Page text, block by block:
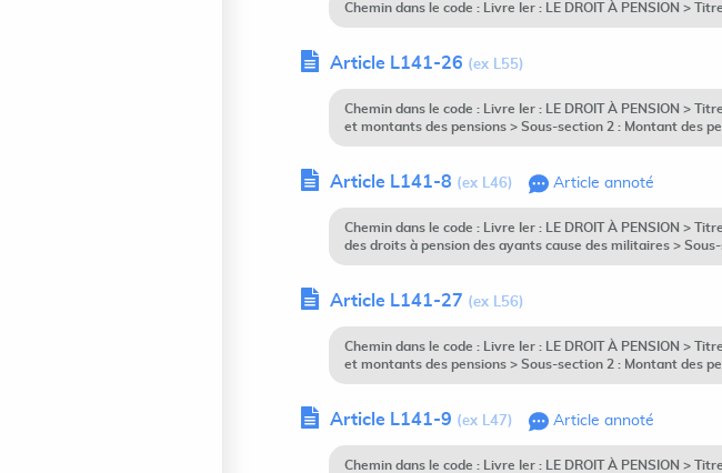
Chemin dans le code : Livre Ier : LE DROIT À PENSION >
Article L141-26 (ex L55)
Chemin dans le code : Livre Ier : LE DROIT À PENSION >
et montants des pensions > Sous-section 2 : Montant des
Article L141-8 (ex L46) Article annoté
Chemin dans le code : Livre Ier : LE DROIT À PENSION >
des droits à pension des ayants cause des militaires >
Article L141-27 (ex L56)
Chemin dans le code : Livre Ier : LE DROIT À PENSION >
et montants des pensions > Sous-section 2 : Montant des
Article L141-9 (ex L47) Article annoté
Chemin dans le code : Livre Ier : LE DROIT À PENSION >